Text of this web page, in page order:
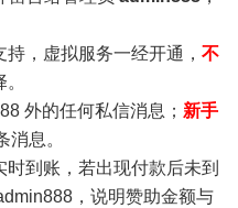
持，虚拟服务一经开通， 不
外的任何私信消息； 新手
消息。
到账，若出现付款后未到
，说明赞助金额与